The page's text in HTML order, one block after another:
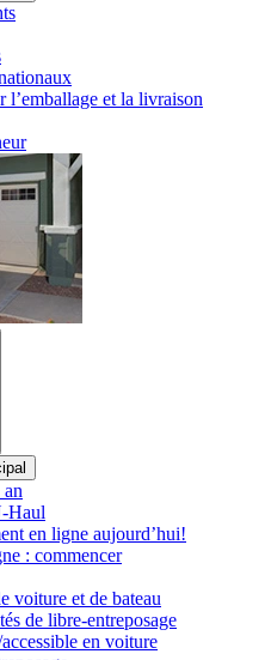
l’emballage et la livraison
Haul
en ligne aujourd’hui!
: commencer
voiture et de bateau
de libre-entreposage
en voiture